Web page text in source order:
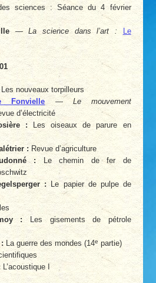
sciences : Séance du 4 février
—La science dans l’art :
Le
Les nouveaux torpilleurs
Fonvielle — Le mouvement
d’électricité
: Les oiseaux de parure en
:Revue d’agriculture
:Le chemin de fer de
:Le papier de pulpe de
: Les gisements de pétrole
:La guerre des mondes (14e partie)
L’acoustique I